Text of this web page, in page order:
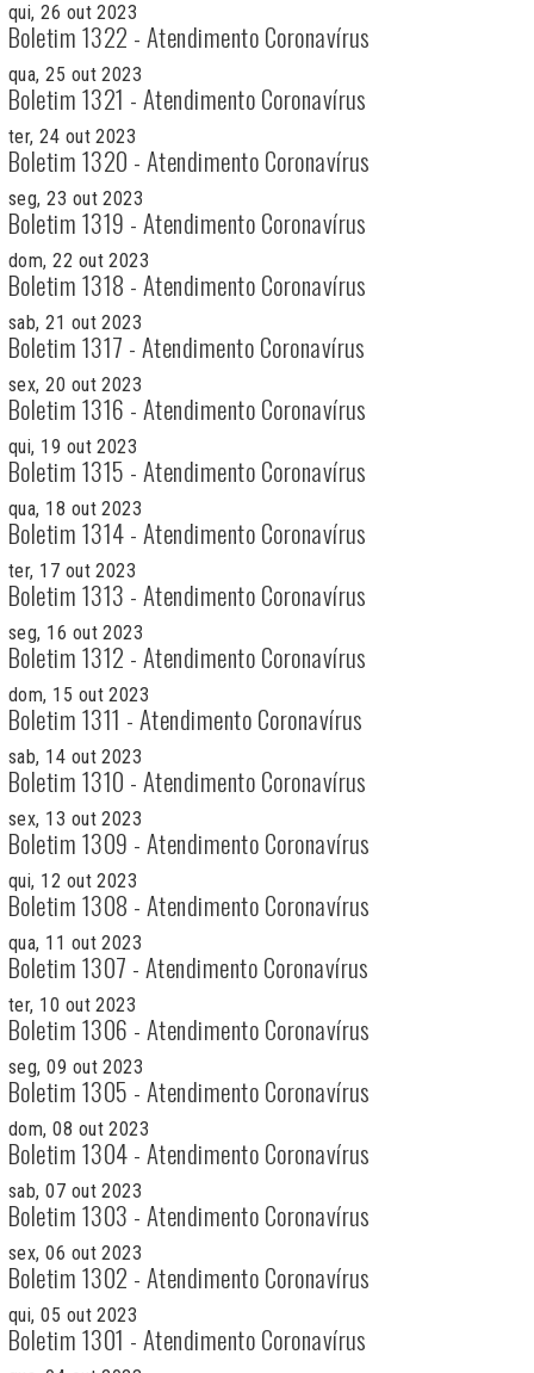
qui, 26 out 2023
Boletim 1322 - Atendimento Coronavírus
qua, 25 out 2023
Boletim 1321 - Atendimento Coronavírus
ter, 24 out 2023
Boletim 1320 - Atendimento Coronavírus
seg, 23 out 2023
Boletim 1319 - Atendimento Coronavírus
dom, 22 out 2023
Boletim 1318 - Atendimento Coronavírus
sab, 21 out 2023
Boletim 1317 - Atendimento Coronavírus
sex, 20 out 2023
Boletim 1316 - Atendimento Coronavírus
qui, 19 out 2023
Boletim 1315 - Atendimento Coronavírus
qua, 18 out 2023
Boletim 1314 - Atendimento Coronavírus
ter, 17 out 2023
Boletim 1313 - Atendimento Coronavírus
seg, 16 out 2023
Boletim 1312 - Atendimento Coronavírus
dom, 15 out 2023
Boletim 1311 - Atendimento Coronavírus
sab, 14 out 2023
Boletim 1310 - Atendimento Coronavírus
sex, 13 out 2023
Boletim 1309 - Atendimento Coronavírus
qui, 12 out 2023
Boletim 1308 - Atendimento Coronavírus
qua, 11 out 2023
Boletim 1307 - Atendimento Coronavírus
ter, 10 out 2023
Boletim 1306 - Atendimento Coronavírus
seg, 09 out 2023
Boletim 1305 - Atendimento Coronavírus
dom, 08 out 2023
Boletim 1304 - Atendimento Coronavírus
sab, 07 out 2023
Boletim 1303 - Atendimento Coronavírus
sex, 06 out 2023
Boletim 1302 - Atendimento Coronavírus
qui, 05 out 2023
Boletim 1301 - Atendimento Coronavírus